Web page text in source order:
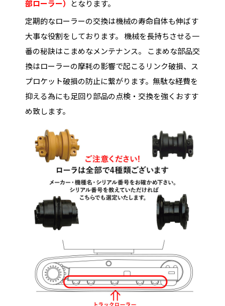
部ローラー）
となります。
定期的なローラーの交換は機械の寿命自体も伸ばす
大事な役割をしております。 機械を長持ちさせる一
番の秘訣はこまめなメンテナンス。 こまめな部品交
換はローラーの摩耗の影響で起こるリンク破損、ス
プロケット破損の防止に繋がります。無駄な経費を
抑える為にも足回り部品の点検・交換を強くおすす
め致します。